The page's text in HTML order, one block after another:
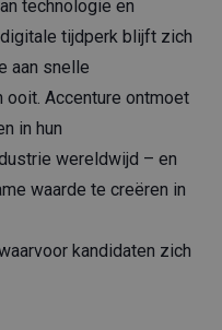
technologie en
tijdperk blijft zich
aan snelle
Accenture ontmoet
in hun
wereldwijd – en
waarde te creëren in
kandidaten zich